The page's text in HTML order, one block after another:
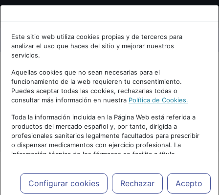
Bienvenid@ a psiquiatria.com
Escribe tu Email
Accede o regístrate con tu email.
Cancelar
Este sitio web utiliza cookies propias y de terceros para
analizar el uso que haces del sitio y mejorar nuestros
servicios.
Aquellas cookies que no sean necesarias para el
funcionamiento de la web requieren tu consentimiento.
Puedes aceptar todas las cookies, rechazarlas todas o
consultar más información en nuestra Política de Cookies.
Toda la información incluida en la Página Web está referida a
productos del mercado español y, por tanto, dirigida a
profesionales sanitarios legalmente facultados para prescribir
o dispensar medicamentos con ejercicio profesional. La
información técnica de los fármacos se facilita a título
meramente informativo, siendo responsabilidad de los
profesionales facultados prescribir medicamentos y decidir, en
cada caso concreto, el tratamiento más adecuado a las
necesidades del paciente.
Configurar cookies Rechazar Acepto
PUBLICIDAD